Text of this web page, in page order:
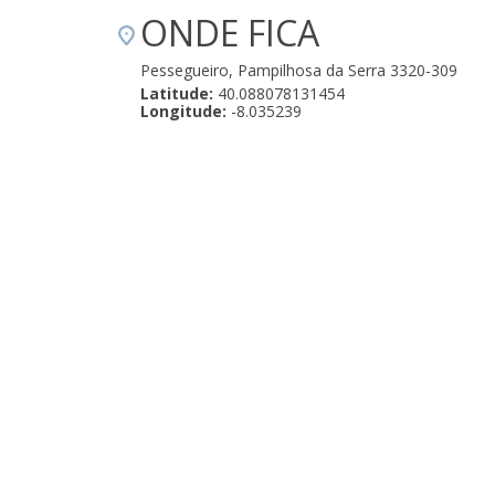
ONDE FICA
Pessegueiro, Pampilhosa da Serra 3320-309
Latitude: 40.088078131454
Longitude: -8.035239